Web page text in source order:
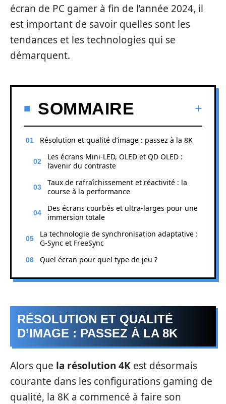
écran de PC gamer à fin de l’année 2024, il
est important de savoir quelles sont les
tendances et les technologies qui se
démarquent.
SOMMAIRE
Résolution et qualité d’image : passez à la 8K
Les écrans Mini-LED, OLED et QD OLED :
l’avenir du contraste
Taux de rafraîchissement et réactivité : la
course à la performance
Des écrans courbés et ultra-larges pour une
immersion totale
La technologie de synchronisation adaptative :
G-Sync et FreeSync
Quel écran pour quel type de jeu ?
RÉSOLUTION ET QUALITÉ
D’IMAGE : PASSEZ À LA 8K
Alors que la résolution 4K est désormais
courante dans les configurations gaming de
qualité, la 8K a commencé à faire son